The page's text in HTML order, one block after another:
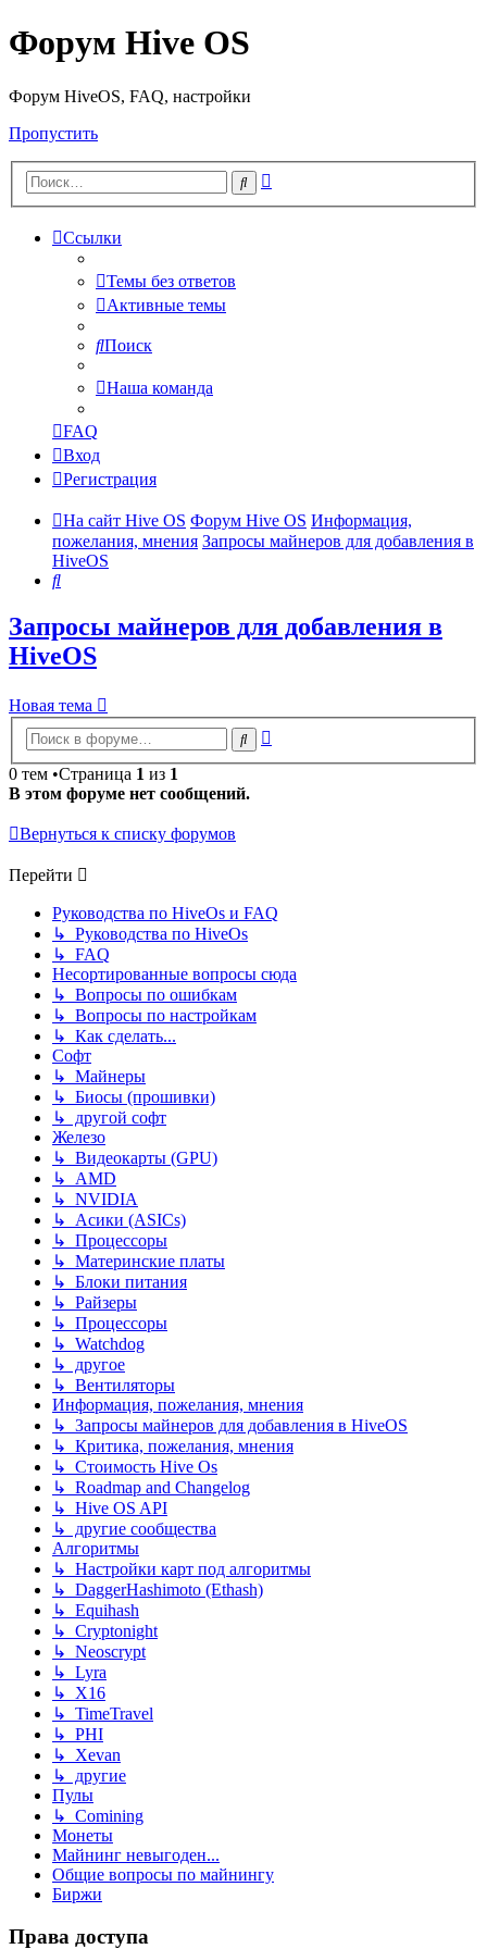
Форум Hive OS
Форум HiveOS, FAQ, настройки
Пропустить
Поиск
Ссылки
Темы без ответов
Активные темы
Поиск
Наша команда
FAQ
Вход
Регистрация
На сайт Hive OS Форум Hive OS Информация,
пожелания, мнения Запросы майнеров для добавления в
HiveOS
Поиск
Запросы майнеров для добавления в
HiveOS
Новая тема
Поиск
0 тем •Страница 1 из 1
В этом форуме нет сообщений.
Вернуться к списку форумов
Перейти
Руководства по HiveOs и FAQ
↳ Руководства по HiveOs
↳ FAQ
Несортированные вопросы сюда
↳ Вопросы по ошибкам
↳ Вопросы по настройкам
↳ Как сделать...
Софт
↳ Майнеры
↳ Биосы (прошивки)
↳ другой софт
Железо
↳ Видеокарты (GPU)
↳ AMD
↳ NVIDIA
↳ Асики (ASICs)
↳ Процессоры
↳ Материнские платы
↳ Блоки питания
↳ Райзеры
↳ Процессоры
↳ Watchdog
↳ другое
↳ Вентиляторы
Информация, пожелания, мнения
↳ Запросы майнеров для добавления в HiveOS
↳ Критика, пожелания, мнения
↳ Стоимость Hive Os
↳ Roadmap and Changelog
↳ Hive OS API
↳ другие сообщества
Алгоритмы
↳ Настройки карт под алгоритмы
↳ DaggerHashimoto (Ethash)
↳ Equihash
↳ Cryptonight
↳ Neoscrypt
↳ Lyra
↳ X16
↳ TimeTravel
↳ PHI
↳ Xevan
↳ другие
Пулы
↳ Comining
Монеты
Майнинг невыгоден...
Общие вопросы по майнингу
Биржи
Права доступа